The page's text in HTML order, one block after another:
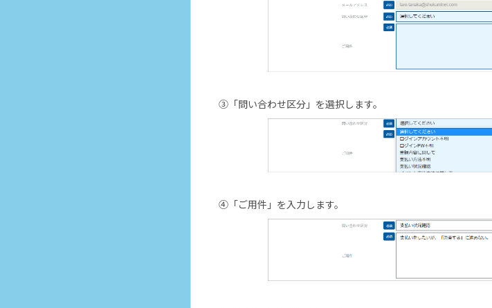
③「問い合わせ区分」を選択します。
④「ご用件」を入力します。